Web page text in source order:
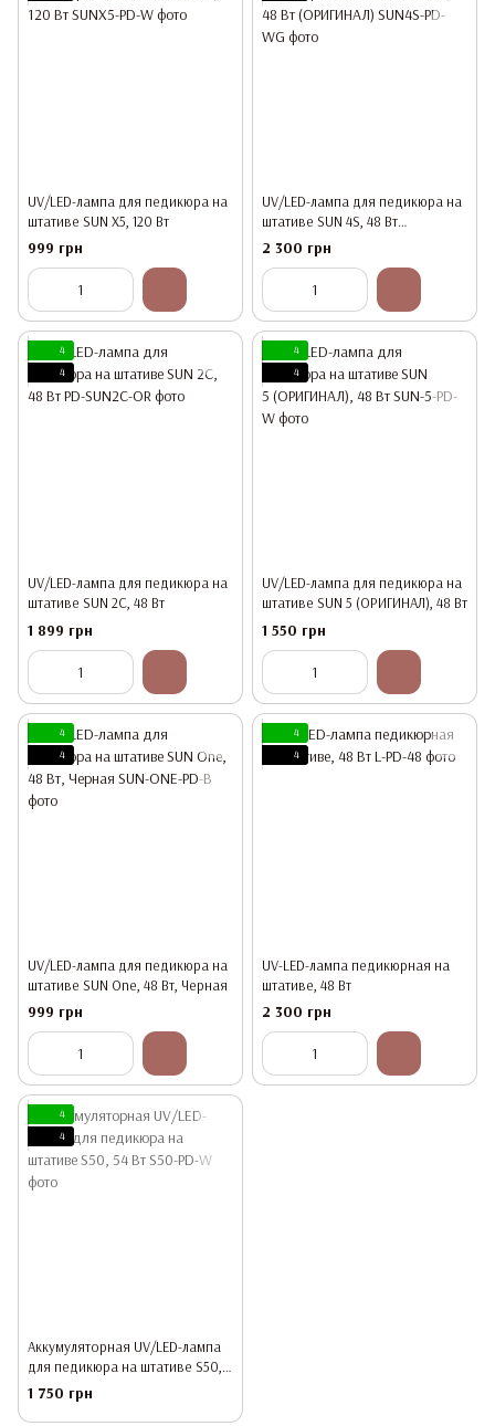
UV/LED-лампа для педикюра на
штативе SUN X5, 120 Вт
999 грн
UV/LED-лампа для педикюра на
штативе SUN 4S, 48 Вт
(ОРИГИНАЛ)
2 300 грн
4
4
UV/LED-лампа для педикюра на
штативе SUN 2C, 48 Вт
1 899 грн
4
4
UV/LED-лампа для педикюра на
штативе SUN 5 (ОРИГИНАЛ), 48 Вт
1 550 грн
4
4
UV/LED-лампа для педикюра на
штативе SUN One, 48 Вт, Черная
999 грн
4
4
UV-LED-лампа педикюрная на
штативе, 48 Вт
2 300 грн
4
4
Аккумуляторная UV/LED-лампа
для педикюра на штативе S50,
54 Вт
1 750 грн